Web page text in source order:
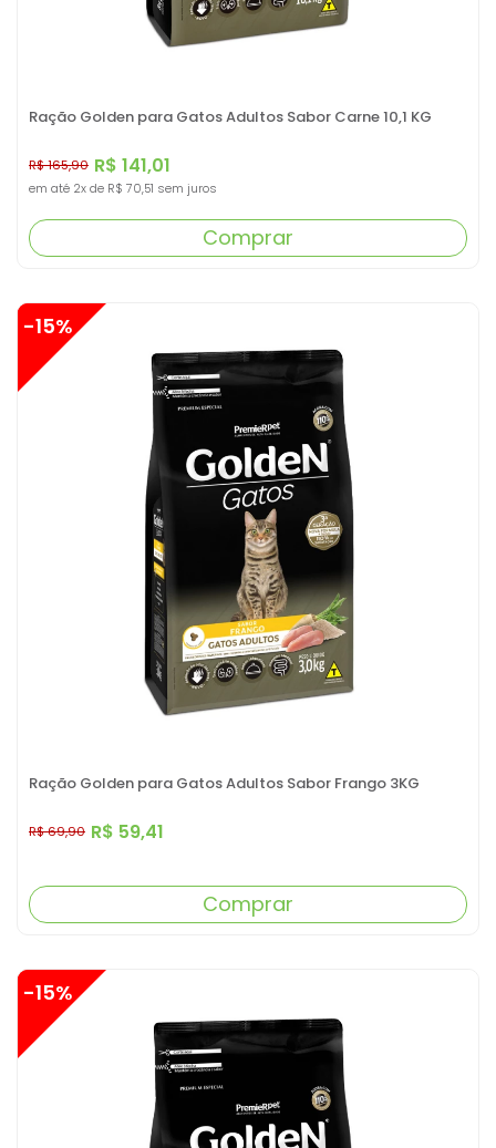
Ração Golden para Gatos Adultos Sabor Carne 10,1 KG
R$ 141,01
R$ 165,90
em até 2x de R$ 70,51 sem juros
Comprar
Ração Golden para Gatos Adultos Sabor Frango 3KG
R$ 59,41
R$ 69,90
-15%
Comprar
-15%